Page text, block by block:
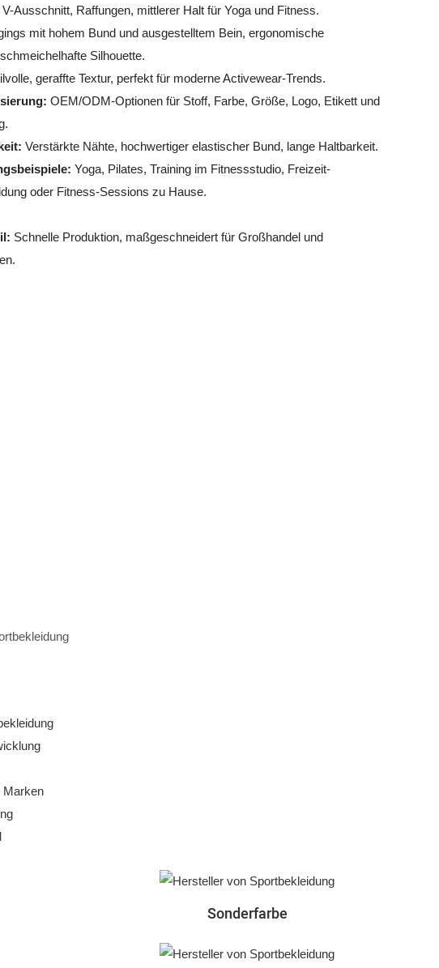
V-Ausschnitt, Raffungen, mittlerer Halt für Yoga und Fitness.
mit hohem Bund und ausgestelltem Bein, ergonomische
Silhouette.
geraffte Textur, perfekt für moderne Activewear-Trends.
OEM/ODM-Optionen für Stoff, Farbe, Größe, Logo, Etikett und
Verstärkte Nähte, hochwertiger elastischer Bund, lange Haltbarkeit.
Yoga, Pilates, Training im Fitnessstudio, Freizeit-
oder Fitness-Sessions zu Hause.
Schnelle Produktion, maßgeschneidert für Großhandel und
Marken
Sonderfarbe